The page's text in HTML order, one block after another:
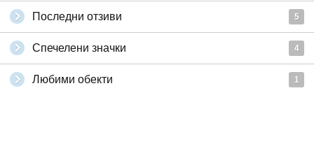
Последни отзиви 5
Спечелени значки 4
Любими обекти 1